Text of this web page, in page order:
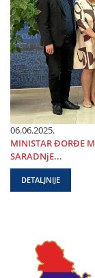
06.06.2025.
MINISTAR ĐORĐE
SARADNjE...
DETALJNIJE